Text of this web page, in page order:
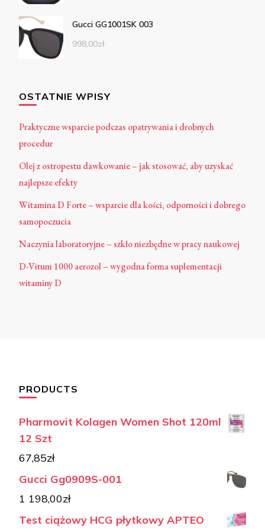
Gucci GG1001SK 003
998,00zł
OSTATNIE WPISY
Praktyczne wsparcie podczas opatrywania i drobnych
procedur
Olej z ostropestu dawkowanie – jak stosować, aby uzyskać
najlepsze efekty
Witamina D Forte – wsparcie dla kości, odporności i dobrego
samopoczucia
Naczynia laboratoryjne – szkło niezbędne w pracy naukowej
D-Vitum 1000 aerozol – wygodna forma suplementacji
witaminy D
PRODUCTS
Pharmovit Kolagen Women Shot 120ml
12 Szt
67,85zł
Gucci Gg0909S-001
1 198,00zł
Test ciążowy HCG płytkowy APTEO